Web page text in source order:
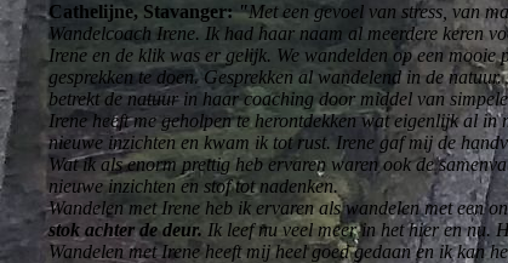
Cathelijne, Stavanger:"Met een gevoel van stress, van
Wandelcoach Irene. Ik had haar naam al meerdere keren
Irene en de klik was er gelijk. We wandelden op een mooie
gesprekken te doen. Gesprekken al wandelend in de
betrekt de natuur in haar coaching door middel van
Irene heeft me geholpen te herontdekken wat eigenlijk al
nieuwe inzichten en kwam ik tot rust. Irene gaf mij de
Wat ik als enorm prettig heb ervaren waren ook de
nieuwe inzichten en stof tot nadenken.
Wandelen met Irene heb ik ervaren als wandelen met een
stok achter de deur. Ik leef nu veel meer in het hier en nu.
Wandelen met Irene heeft mij heel goed gedaan en ik kan